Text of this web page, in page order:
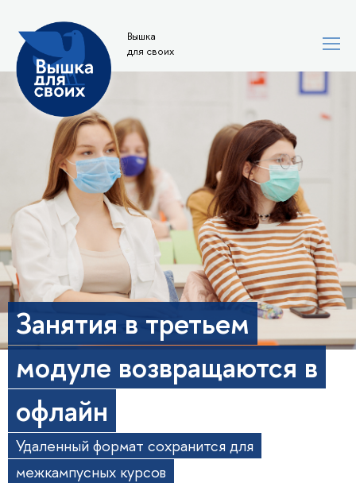
Вышка
для своих
Занятия в третьем
модуле возвращаются в
офлайн
Удаленный формат сохранится для
межкампусных курсов